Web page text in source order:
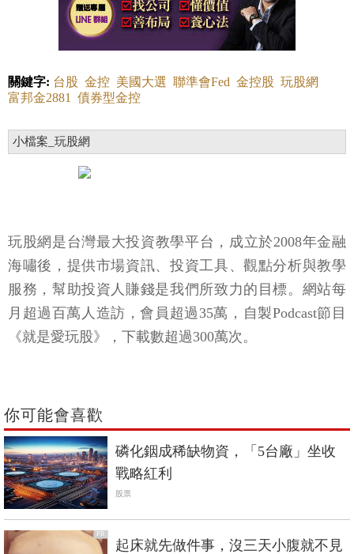
關鍵字: 台股 金控 美國大選 聯準會Fed 金控股 玩股網
富邦金2881
債券型金控
小檔案_玩股網
玩股網是台灣最大投資教學平台，成立於2008年金融
海嘯後，提供市場資訊、投資工具、觀點分析與教學
服務，幫助投資人賺錢是我們所致力的目標。網站每
月超過百萬人造訪，會員超過35萬，自製Podcast節目
《就是愛玩股》，下載數超過300萬次。
你可能會喜歡
磷化銦成稀缺物資，「5台廠」坐收
戰略紅利
股票
PR
起床就先做件事，沒三天小腹就不見